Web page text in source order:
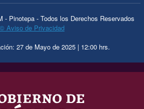
- Pinotepa - Todos los Derechos Reservados
© Aviso de Privacidad
27 de Mayo de 2025 | 12:00 hrs.